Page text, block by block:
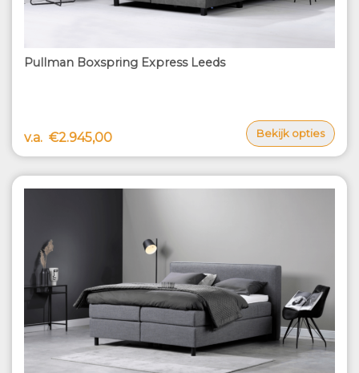
Pullman Boxspring Express Leeds
v.a. €2.945,00 Bekijk opties